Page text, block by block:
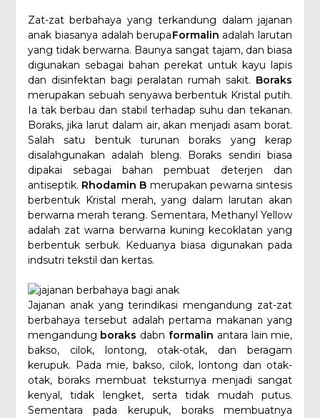
Zat-zat berbahaya yang terkandung dalam jajanan
anak biasanya adalah berupaFormalin adalah larutan
yang tidak berwarna. Baunya sangat tajam, dan biasa
digunakan sebagai bahan perekat untuk kayu lapis
dan disinfektan bagi peralatan rumah sakit. Boraks
merupakan sebuah senyawa berbentuk Kristal putih.
Ia tak berbau dan stabil terhadap suhu dan tekanan.
Boraks, jika larut dalam air, akan menjadi asam borat.
Salah satu bentuk turunan boraks yang kerap
disalahgunakan adalah bleng. Boraks sendiri biasa
dipakai sebagai bahan pembuat deterjen dan
antiseptik. Rhodamin B merupakan pewarna sintesis
berbentuk Kristal merah, yang dalam larutan akan
berwarna merah terang. Sementara, Methanyl Yellow
adalah zat warna berwarna kuning kecoklatan yang
berbentuk serbuk. Keduanya biasa digunakan pada
indsutri tekstil dan kertas.
Jajanan anak yang terindikasi mengandung zat-zat
berbahaya tersebut adalah pertama makanan yang
mengandung boraks dabn formalin antara lain mie,
bakso, cilok, lontong, otak-otak, dan beragam
kerupuk. Pada mie, bakso, cilok, lontong dan otak-
otak, boraks membuat teksturnya menjadi sangat
kenyal, tidak lengket, serta tidak mudah putus.
Sementara pada kerupuk, boraks membuatnya